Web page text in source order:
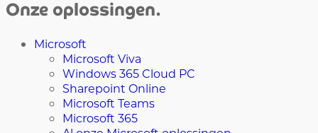
Onze oplossingen.
Microsoft
Microsoft Viva
Windows 365 Cloud PC
Sharepoint Online
Microsoft Teams
Microsoft 365